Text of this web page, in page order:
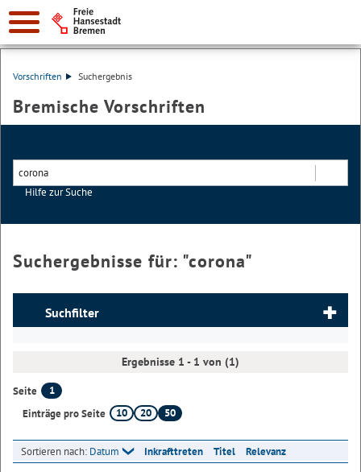
Vorschriften Suchergebnis
Bremische Vorschriften
Hilfe zur Suche
Suchergebnisse für: "corona"
Suchfilter
Ergebnisse 1 - 1 von (1)
Seite
1
Einträge pro Seite
10 20 50
Sortieren nach: Datum Inkrafttreten Titel Relevanz